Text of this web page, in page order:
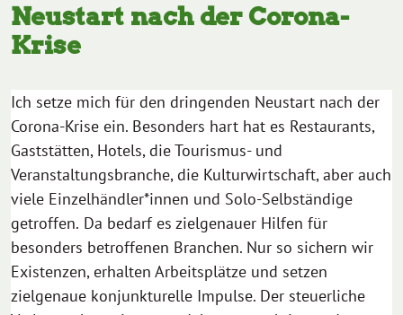
Neustart nach der Corona-
Krise
Ich setze mich für den dringenden Neustart nach der
Corona-Krise ein. Besonders hart hat es Restaurants,
Gaststätten, Hotels, die Tourismus- und
Veranstaltungsbranche, die Kulturwirtschaft, aber auch
viele Einzelhändler*innen und Solo-Selbständige
getroffen. Da bedarf es zielgenauer Hilfen für
besonders betroffenen Branchen. Nur so sichern wir
Existenzen, erhalten Arbeitsplätze und setzen
zielgenaue konjunkturelle Impulse. Der steuerliche